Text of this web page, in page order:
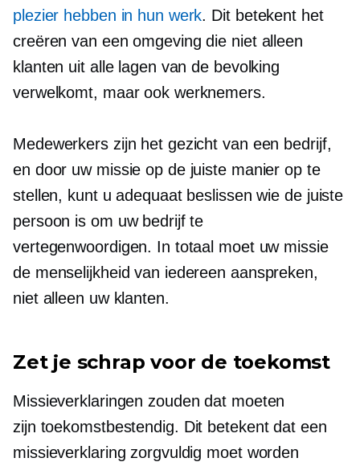
plezier hebben in hun werk. Dit betekent het
creëren van een omgeving die niet alleen
klanten uit alle lagen van de bevolking
verwelkomt, maar ook werknemers.
Medewerkers zijn het gezicht van een bedrijf,
en door uw missie op de juiste manier op te
stellen, kunt u adequaat beslissen wie de juiste
persoon is om uw bedrijf te
vertegenwoordigen. In totaal moet uw missie
de menselijkheid van iedereen aanspreken,
niet alleen uw klanten.
Zet je schrap voor de toekomst
Missieverklaringen zouden dat moeten
zijn toekomstbestendig. Dit betekent dat een
missieverklaring zorgvuldig moet worden